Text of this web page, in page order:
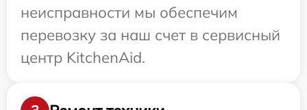
неисправности мы обеспечим
перевозку за наш счет в сервисный
центр KitchenAid.